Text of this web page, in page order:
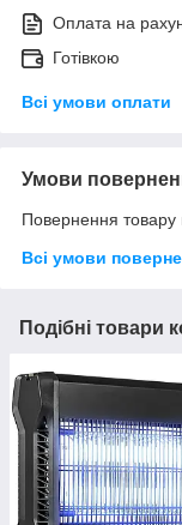
Оплата на
Готівкою
Всі умови оплати
Умови
Повернення товару
Всі умови
Подібні товари